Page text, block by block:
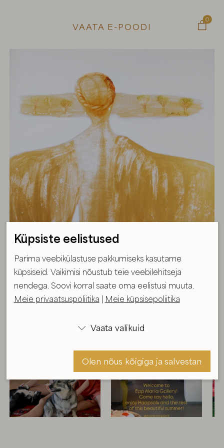
VAATA E-POODI
0

"Ingel vaatab maastiku“, 2004, 100x100 cm,
õli/lõuend
Jälgi minu tegemisi
Küpsiste eelistused
Parima veebikülastuse pakkumiseks kasutame
küpsiseid. Vaikimisi nõustub teie veebilehitseja
nendega. Soovi korral saate oma eelistusi muuta.
Meie privaatsuspoliitika
Meie küpsisepoliitika
 Vaata valikuid
Olen nõus ja salvestan
Olen nõus kõigiga ja salvestan